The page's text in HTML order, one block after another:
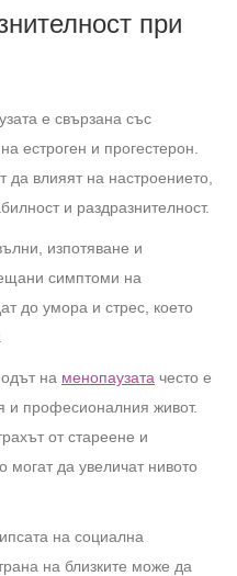
при
е свързана със
естроген и прогестерон.
влияят на настроението,
и раздразнителност.
изпотяване и
симптоми на
до умора и стрес, което
на менопаузата често е
и професионалния живот.
от стареене и
могат да увеличат нивото
на социална
на близките може да